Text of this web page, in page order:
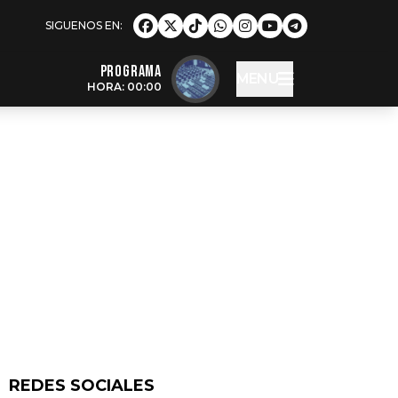
Programa
HORA: 00:00
REDES SOCIALES